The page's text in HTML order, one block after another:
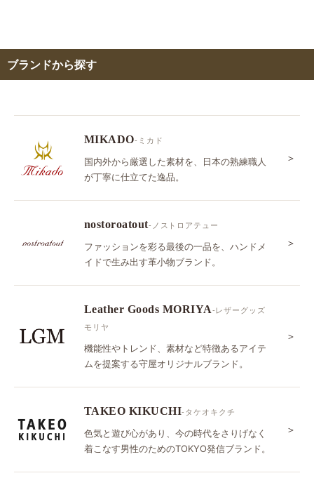
ブランドから探す
MIKADO-ミカド
国内外から厳選した素材を、日本の熟練職人
が丁寧に仕立てた逸品。
＞
nostoroatout-ノストロアテュー
ファッションを彩る最後の一品を、ハンドメ
イドで生み出す革小物ブランド。
＞
Leather Goods MORIYA-レザーグッズ
モリヤ
機能性やトレンド、素材など特徴あるアイテ
ムを提案する守屋オリジナルブランド。
＞
TAKEO KIKUCHI-タケオキクチ
色気と遊び心があり、今の時代をさりげなく
着こなす男性のためのTOKYO発信ブランド。
＞